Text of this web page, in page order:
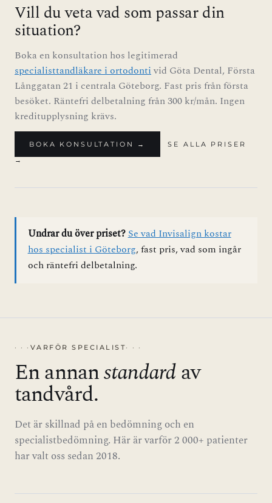
Vill du veta vad som passar din
situation?
Boka en konsultation hos legitimerad
specialisttandläkare i ortodonti vid Göta Dental, Första
Långgatan 21 i centrala Göteborg. Fast pris från första
besöket. Räntefri delbetalning från 300 kr/mån. Ingen
kreditupplysning krävs.
BOKA KONSULTATION →
SE ALLA PRISER
→
Undrar du över priset?Se vad Invisalign kostar
hos specialist i Göteborg, fast pris, vad som ingår
och räntefri delbetalning.
VARFÖR SPECIALIST
En annanstandardav
tandvård.
Det är skillnad på en bedömning och en
specialistbedömning. Här är varför 2 000+ patienter
har valt oss sedan 2018.